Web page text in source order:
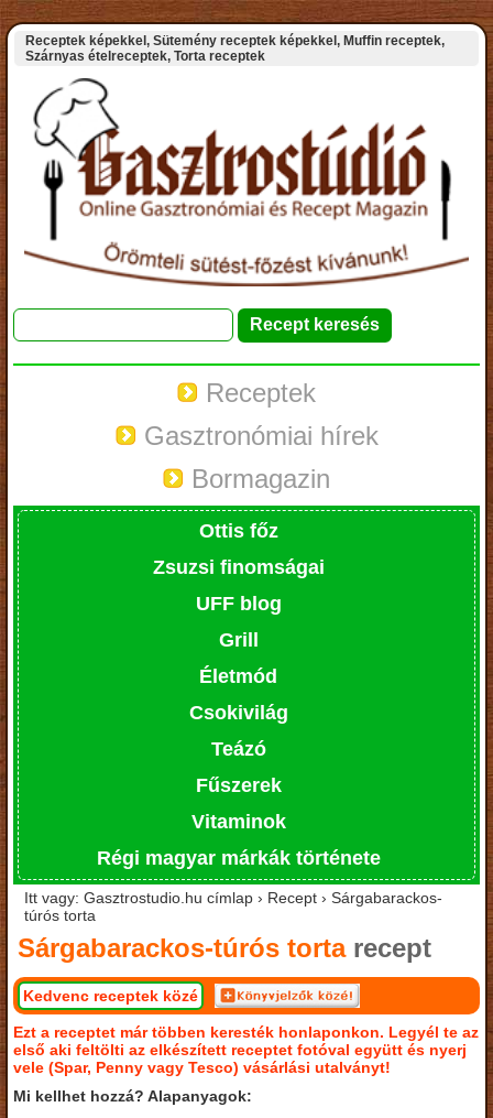
Receptek képekkel, Sütemény receptek képekkel, Muffin receptek,
Szárnyas ételreceptek, Torta receptek
Receptek
Gasztronómiai hírek
Bormagazin
Ottis főz
Zsuzsi finomságai
UFF blog
Grill
Életmód
Csokivilág
Teázó
Fűszerek
Vitaminok
Régi magyar márkák története
Itt vagy: Gasztrostudio.hu címlap › Recept › Sárgabarackos-
túrós torta
Sárgabarackos-túrós tortarecept
Kedvenc receptek közé
Ezt a receptet már többen keresték honlaponkon. Legyél te az
első aki feltölti az elkészített receptet fotóval együtt és nyerj
vele (Spar, Penny vagy Tesco) vásárlási utalványt!
Mi kellhet hozzá? Alapanyagok: